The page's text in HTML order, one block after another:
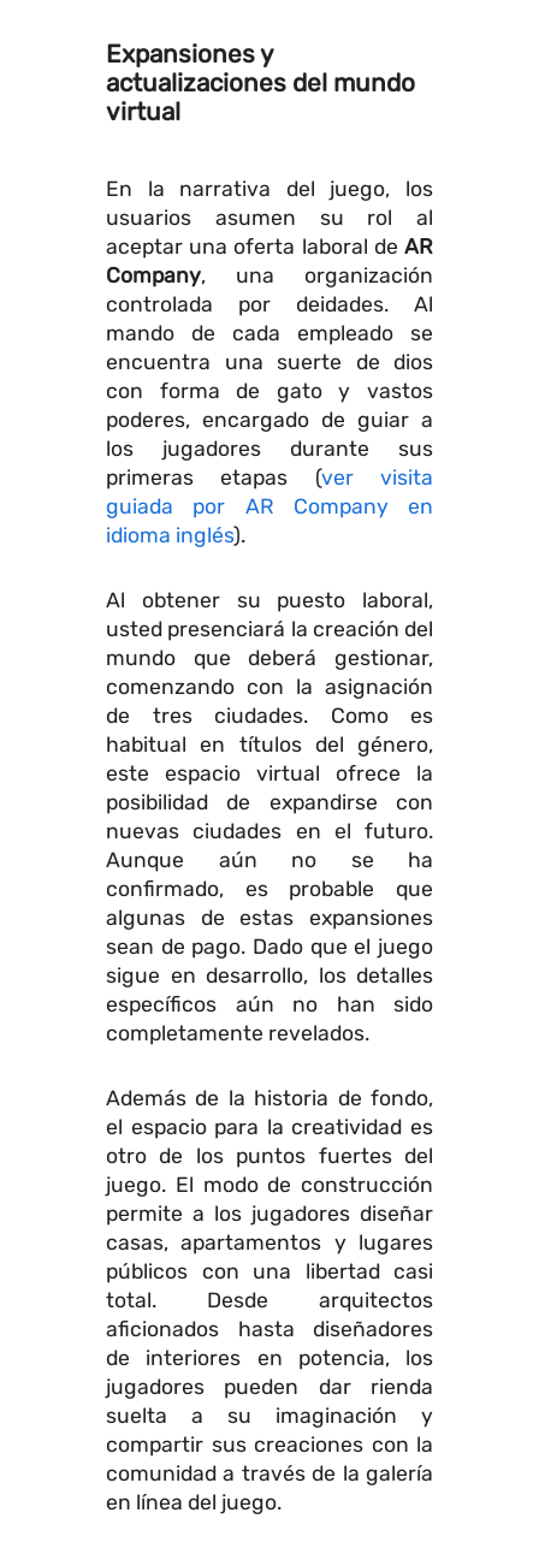
Expansiones y
actualizaciones del mundo
virtual
En la narrativa del juego, los
usuarios asumen su rol al
aceptar una oferta laboral de AR
Company, una organización
controlada por deidades. Al
mando de cada empleado se
encuentra una suerte de dios
con forma de gato y vastos
poderes, encargado de guiar a
los jugadores durante sus
primeras etapas (ver visita
guiada por AR Company en
idioma inglés).
Al obtener su puesto laboral,
usted presenciará la creación del
mundo que deberá gestionar,
comenzando con la asignación
de tres ciudades. Como es
habitual en títulos del género,
este espacio virtual ofrece la
posibilidad de expandirse con
nuevas ciudades en el futuro.
Aunque aún no se ha
confirmado, es probable que
algunas de estas expansiones
sean de pago. Dado que el juego
sigue en desarrollo, los detalles
específicos aún no han sido
completamente revelados.
Además de la historia de fondo,
el espacio para la creatividad es
otro de los puntos fuertes del
juego. El modo de construcción
permite a los jugadores diseñar
casas, apartamentos y lugares
públicos con una libertad casi
total. Desde arquitectos
aficionados hasta diseñadores
de interiores en potencia, los
jugadores pueden dar rienda
suelta a su imaginación y
compartir sus creaciones con la
comunidad a través de la galería
en línea del juego.